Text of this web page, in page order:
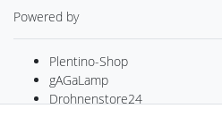
Powered by
Plentino-Shop
gAGaLamp
Drohnenstore24